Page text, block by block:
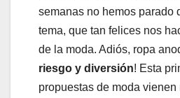
semanas no hemos parado
tema, que tan felices nos
de la moda. Adiós, ropa
riesgo y diversión! Esta
propuestas de moda vienen